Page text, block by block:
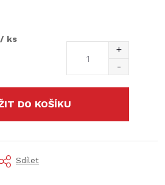
/ ks
DO KOŠÍKU
Sdílet